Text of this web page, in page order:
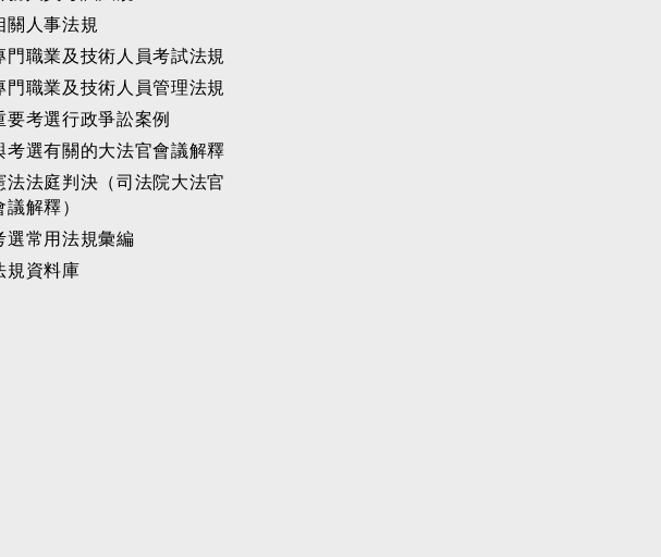
關人事法規
門職業及技術人員考試法規
門職業及技術人員管理法規
要考選行政爭訟案例
考選有關的大法官會議解釋
法法庭判決（司法院大法官
議解釋）
選常用法規彙編
規資料庫